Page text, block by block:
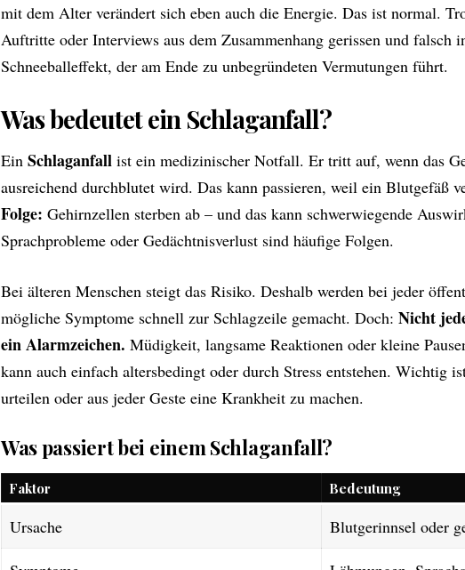
mit dem Alter verändert sich eben auch die Energie. Das ist normal.
Auftritte oder Interviews aus dem Zusammenhang gerissen und falsch
Schneeballeffekt, der am Ende zu unbegründeten Vermutungen führt.
Was bedeutet ein Schlaganfall?
Ein Schlaganfall ist ein medizinischer Notfall. Er tritt auf, wenn das
ausreichend durchblutet wird. Das kann passieren, weil ein Blutgefäß
Folge: Gehirnzellen sterben ab – und das kann schwerwiegende
Sprachprobleme oder Gedächtnisverlust sind häufige Folgen.
Bei älteren Menschen steigt das Risiko. Deshalb werden bei jeder
mögliche Symptome schnell zur Schlagzeile gemacht. Doch: Nicht
ein Alarmzeichen. Müdigkeit, langsame Reaktionen oder kleine
kann auch einfach altersbedingt oder durch Stress entstehen. Wichtig
urteilen oder aus jeder Geste eine Krankheit zu machen.
Was passiert bei einem Schlaganfall?
Faktor Bedeutung
Ursache Blutgerinnsel oder